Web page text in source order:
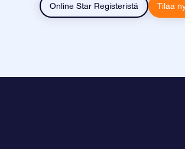
Online Star Registeristä Tilaa